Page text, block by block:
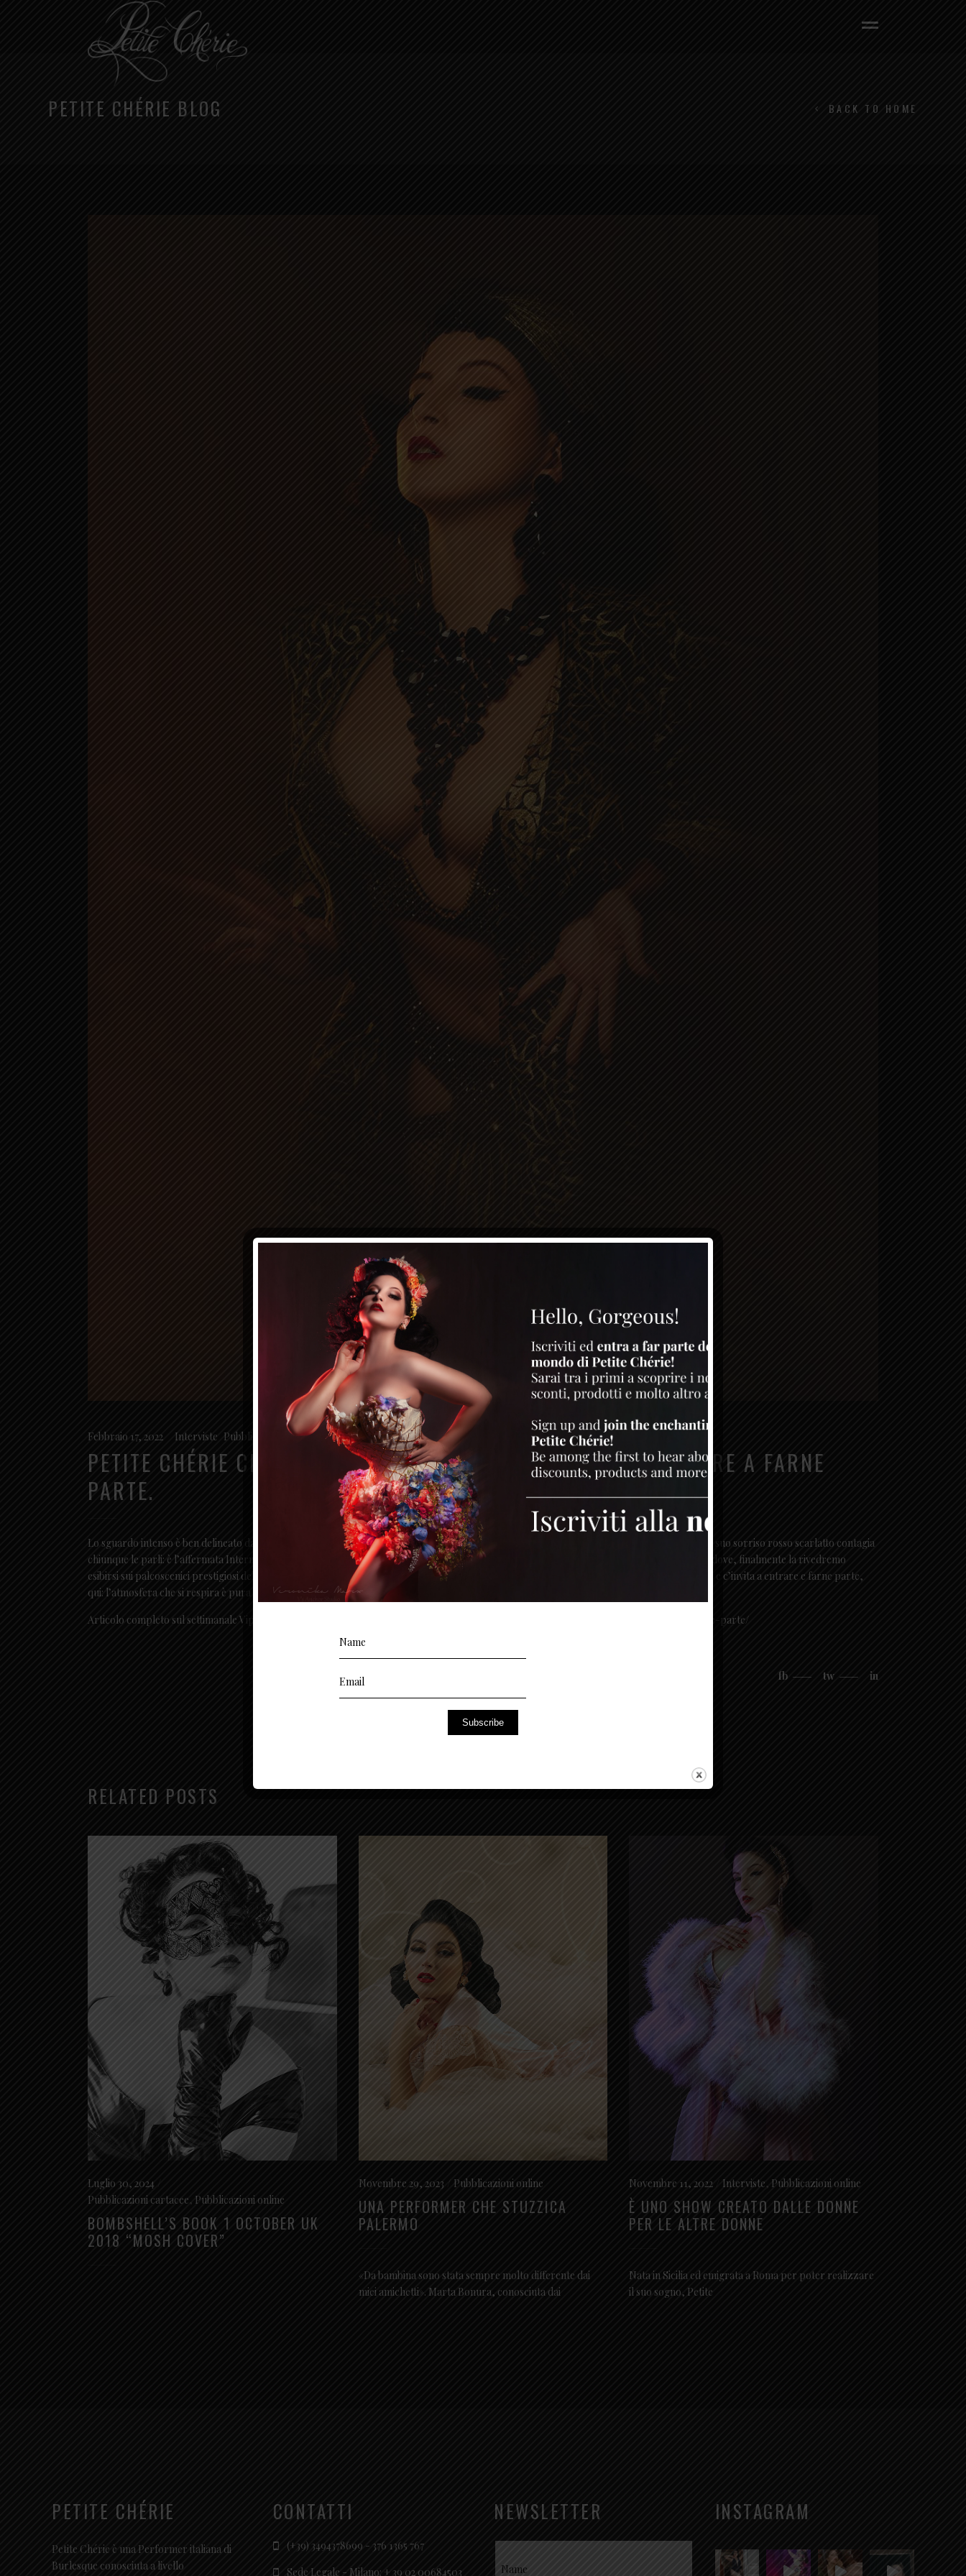
PETITE CHÉRIE BLOG BACK TO HOME
Febbraio 17, 2022 Interviste Pubblicazioni online
PETITE CHÉRIE CI RACCONTA DEL SUO MONDO E DI COME ENTRARE A FARNE
PARTE.
Lo sguardo intenso è ben delineato da una linea di eyeliner a virgola, la sua pelle di porcellana illumina il passaggio a chi le si trova accanto e il suo sorriso rosso scarlatto contagia
chiunque le parli: è l’affermata International Burlesque PerformerPetite Chérie. Così, tra nuovi progetti e la pianificazione del calendario, dove, finalmente la rivedremo
esibirsi sui palcoscenici prestigiosi della scena internazionale, oggi ci racconta del suo mondo. Eh, sì figurativamente ce ne consegna la chiave e c’invita a entrare e farne parte,
qui: l’atmosfera che si respira è pura magia.
Articolo completo sul settimanale Vip:
https://www.vipsettimanale.it/petite-cherie-ci-racconta-del-suo-mondo-e-di-come-entrare-a-farne-parte/
fb tw in
RELATED POSTS
Luglio 30, 2024
Pubblicazioni cartacee, Pubblicazioni online
BOMBSHELL’S BOOK 1 OCTOBER UK
2018 “MOSH COVER”
Novembre 29, 2023 Pubblicazioni online
UNA PERFORMER CHE STUZZICA
PALERMO
«Da bambina sono stata sempre molto differente dai
miei amichetti». Marta Bonura, conosciuta dai
Novembre 11, 2022 Interviste, Pubblicazioni online
È UNO SHOW CREATO DALLE DONNE
PER LE ALTRE DONNE
Nata in Sicilia ed emigrata a Roma per poter realizzare
il suo sogno, Petite
PETITE CHÉRIE
Petite Chérie è una Performer italiana di
Burlesque conosciuta a livello
CONTATTI
(+39) 3494378699 - 376 1365 767
Sede Legale - Milano: + 39 02 00684503
NEWSLETTER INSTAGRAM
Subscribe